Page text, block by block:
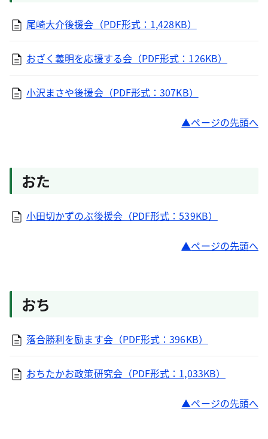
尾崎大介後援会（PDF形式：1,428KB）
おざく義明を応援する会（PDF形式：126KB）
小沢まさや後援会（PDF形式：307KB）
ページの先頭へ
おた
小田切かずのぶ後援会（PDF形式：539KB）
ページの先頭へ
おち
落合勝利を励ます会（PDF形式：396KB）
おちたかお政策研究会（PDF形式：1,033KB）
ページの先頭へ